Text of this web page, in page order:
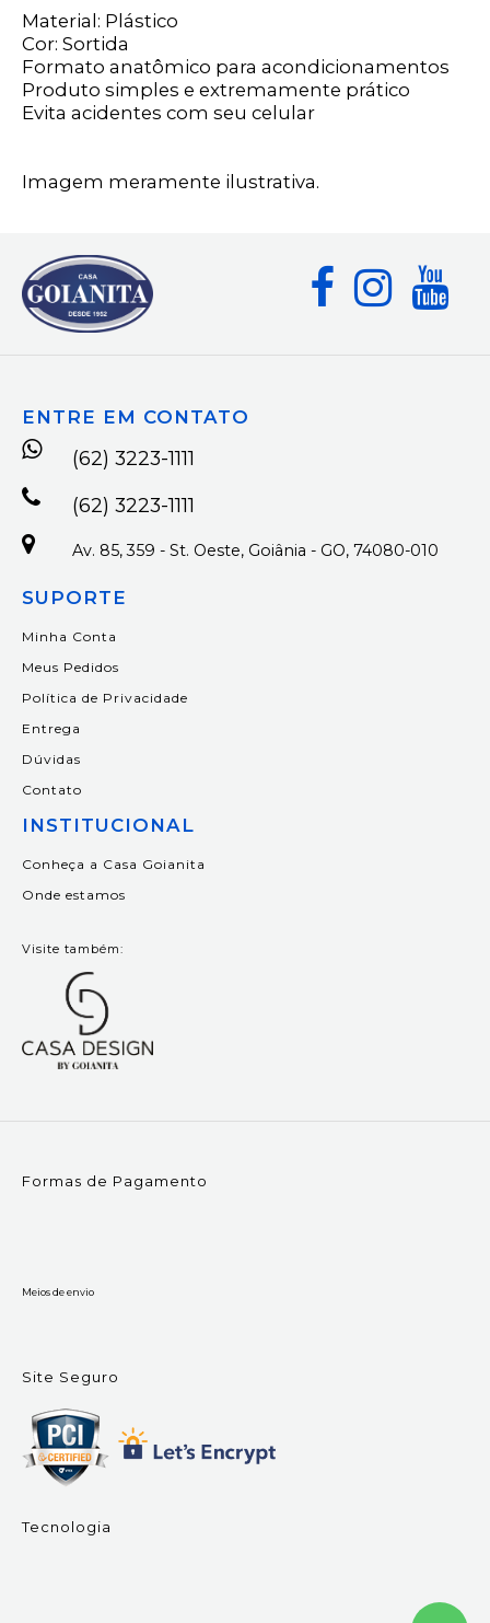
Material: Plástico
Cor: Sortida
Formato anatômico para acondicionamentos
Produto simples e extremamente prático
Evita acidentes com seu celular
Imagem meramente ilustrativa.
ENTRE EM CONTATO
(62) 3223-1111
(62) 3223-1111
Av. 85, 359 - St. Oeste, Goiânia - GO, 74080-010
SUPORTE
Minha Conta
Meus Pedidos
Política de Privacidade
Entrega
Dúvidas
Contato
INSTITUCIONAL
Conheça a Casa Goianita
Onde estamos
Visite também:
Formas de Pagamento
Meios de envio
Site Seguro
Tecnologia